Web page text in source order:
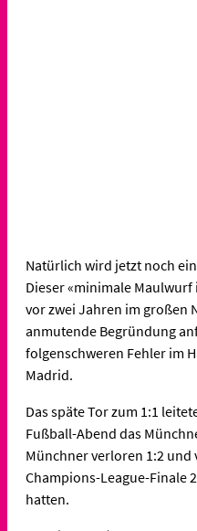
Natürlich wird jetzt noch
Dieser «minimale Maulwurf
vor zwei Jahren im großen
anmutende Begründung
folgenschweren Fehler im
Madrid.
Das späte Tor zum 1:1
Fußball-Abend das
Münchner verloren 1:2 und
Champions-League-Finale
hatten.